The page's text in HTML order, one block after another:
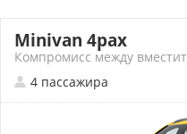
Minivan 4pax
Компромисс между
4 пассажира